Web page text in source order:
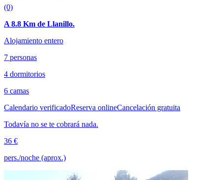
(0)
A 8.8 Km de Llanillo.
Alojamiento entero
7 personas
4 dormitorios
6 camas
Calendario verificadoReserva onlineCancelación gratuita
Todavía no se te cobrará nada.
36 €
pers./noche (aprox.)